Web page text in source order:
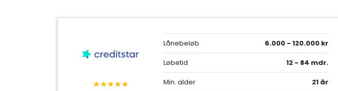
★★★★★
Lånebeløb
6.000 - 120.000 kr
Løbetid
12 - 84 mdr.
Min. alder
21 år